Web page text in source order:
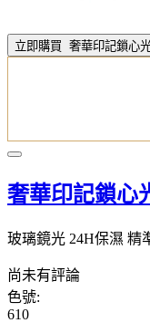
立即購買 奢華印記鎖心
奢華印記鎖心
玻璃鏡光 24H保濕 精
尚未有評論
色號:
610